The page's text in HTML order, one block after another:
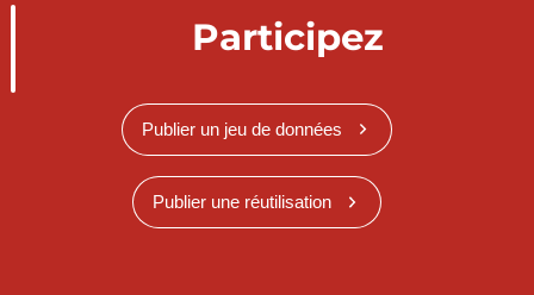
Participez
Publier un jeu de données
Publier une réutilisation